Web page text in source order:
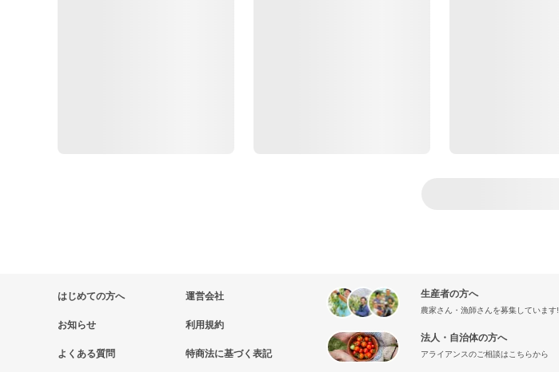
はじめての方へ
お知らせ
よくある質問
運営会社
利用規約
特商法に基づく表記
生産者の方へ
農家さん・漁師さんを募集しています!
法人・自治体の方へ
アライアンスのご相談はこちらから